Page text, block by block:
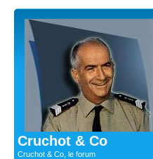
Cruchot & Co
Cruchot & Co, le forum